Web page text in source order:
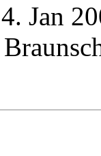
Jan